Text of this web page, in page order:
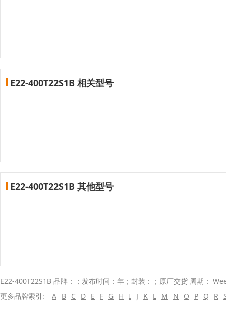
E22-400T22S1B 相关型号
E22-400T22S1B 其他型号
E22-400T22S1B 品牌：；发布时间：年；封装：；原厂交货 周期：
更多品牌索引:
A B C D E F G H I J K L M N O P Q R